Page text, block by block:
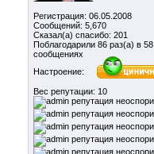
Регистрация: 06.05.2008
Сообщений: 5,670
Сказал(а) спасибо: 201
Поблагодарили 86 раз(а) в 58
сообщениях
Настроение:
Вес репутации: 10